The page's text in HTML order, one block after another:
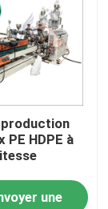
production
PE HDPE à
une